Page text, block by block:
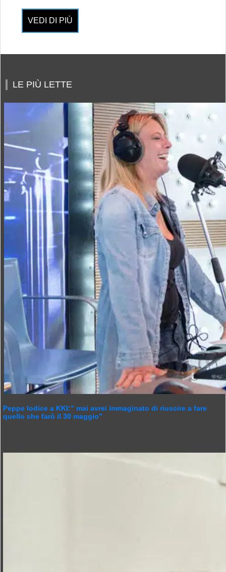
VEDI DI PIÙ
LE PIÙ LETTE
Peppe Iodice a KKI:” mai avrei immaginato di riuscire a fare
quello che farò il 30 maggio”